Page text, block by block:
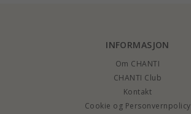
INFORMASJON
Om CHANTI
CHANTI Club
Kontakt
Cookie og Personvernpolicy